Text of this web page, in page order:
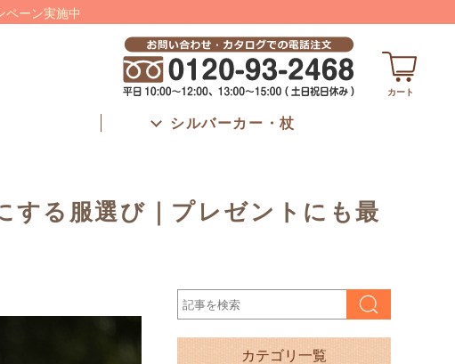
ペーン実施中
カート
シルバーカー・杖
する服選び｜プレゼントにも最
カテゴリ一覧